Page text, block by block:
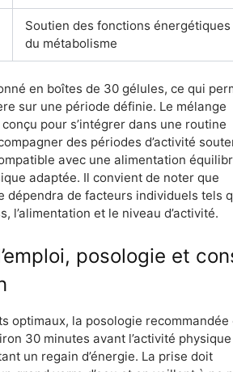
Soutien des fonctions
du métabolisme
en boîtes de 30 gélules, ce qui
sur une période définie. Le mélange
pour s’intégrer dans une routine
des périodes d’activité
avec une alimentation
adaptée. Il convient de noter que
dépendra de facteurs individuels tels
l’alimentation et le niveau d’activité.
posologie et
optimaux, la posologie recommandée
30 minutes avant l’activité
un regain d’énergie. La prise doit